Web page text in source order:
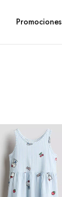
Promociones